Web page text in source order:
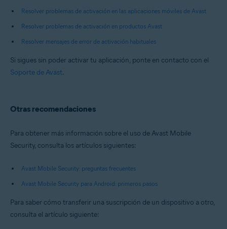
Resolver problemas de activación en las aplicaciones móviles de Avast
Resolver problemas de activación en productos Avast
Resolver mensajes de error de activación habituales
Si sigues sin poder activar tu aplicación, ponte en contacto con el
Soporte de Avast.
Otras recomendaciones
Para obtener más información sobre el uso de Avast Mobile
Security, consulta los artículos siguientes:
Avast Mobile Security: preguntas frecuentes
Avast Mobile Security para Android: primeros pasos
Para saber cómo transferir una suscripción de un dispositivo a otro,
consulta el artículo siguiente: